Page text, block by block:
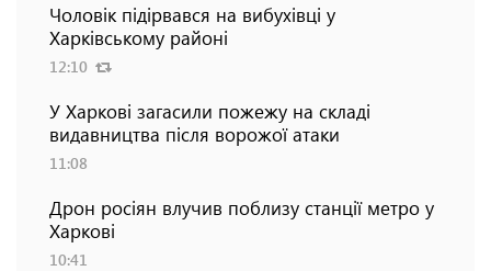
Чоловік підірвався на вибухівці у
Харківському районі
12:10
У Харкові загасили пожежу на складі
видавництва після ворожої атаки
11:08
Дрон росіян влучив поблизу станції метро у
Харкові
10:41